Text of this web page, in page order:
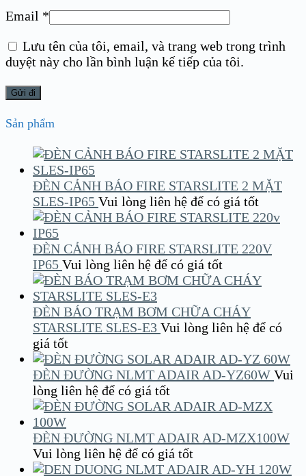
Email *
Lưu tên của tôi, email, và trang web trong trình
duyệt này cho lần bình luận kế tiếp của tôi.
Sản phẩm
ĐÈN CẢNH BÁO FIRE STARSLITE 2 MẶT
SLES-IP65 Vui lòng liên hệ để có giá tốt
ĐÈN CẢNH BÁO FIRE STARSLITE 220V
IP65 Vui lòng liên hệ để có giá tốt
ĐÈN BÁO TRẠM BƠM CHỮA CHÁY
STARSLITE SLES-E3 Vui lòng liên hệ để có
giá tốt
ĐÈN ĐƯỜNG NLMT ADAIR AD-YZ60W Vui
lòng liên hệ để có giá tốt
ĐÈN ĐƯỜNG NLMT ADAIR AD-MZX100W
Vui lòng liên hệ để có giá tốt